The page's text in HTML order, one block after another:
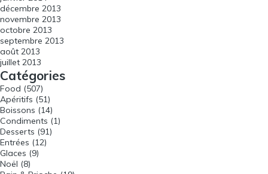
décembre 2013
novembre 2013
octobre 2013
septembre 2013
août 2013
juillet 2013
Catégories
Food (507)
Apéritifs (51)
Boissons (14)
Condiments (1)
Desserts (91)
Entrées (12)
Glaces (9)
Noël (8)